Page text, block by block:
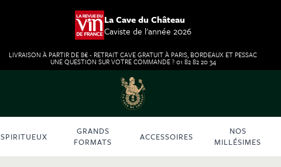
La Cave du Château
Caviste de l'année 2026
LIVRAISON À PARTIR DE 8€ - RETRAIT CAVE GRATUIT À PARIS, BORDEAUX ET PESSAC
UNE QUESTION SUR VOTRE COMMANDE ? 01 82 82 20 34
SPIRITUEUX
GRANDS
FORMATS
ACCESSOIRES
NOS
MILLÉSIMES